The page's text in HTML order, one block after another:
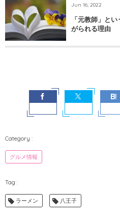
Jun 16, 2022
「元教師」と
がられる理由
グルメ情報
ラーメン 八王子